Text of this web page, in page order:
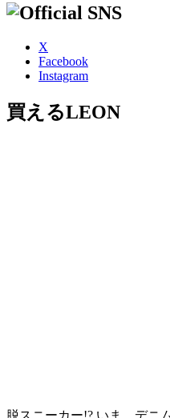
X
Facebook
Instagram
買えるLEON